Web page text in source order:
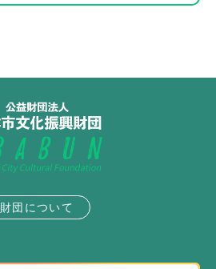
財団について